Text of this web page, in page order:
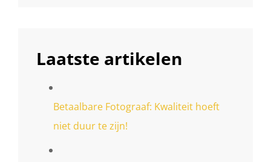
Laatste artikelen
Betaalbare Fotograaf: Kwaliteit hoeft
niet duur te zijn!